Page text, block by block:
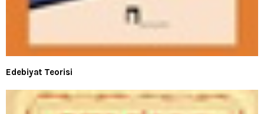
Edebiyat Teorisi